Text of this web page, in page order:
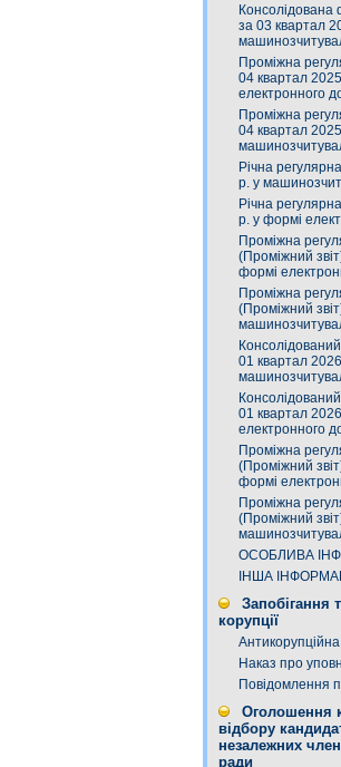
Консолідована
за 03 квартал
Проміжна
04 квартал
електронного
Проміжна
04 квартал
Річна
р. у
Річна
р. у формі
Проміжна
(Проміжний
формі
Проміжна
(Проміжний
01 квартал
01 квартал
електронного
Проміжна
(Проміжний
формі
Проміжна
(Проміжний
ОСОБЛИВА
ІНША
Запобігання
корупції
Наказ про
Повідомлення
Оголошення
відбору
незалежних
ради